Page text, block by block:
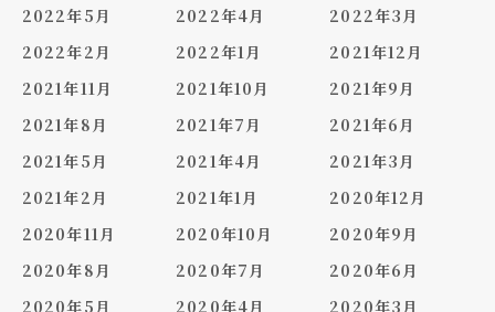
2022年5月
2022年4月
2022年3月
2022年2月
2022年1月
2021年12月
2021年11月
2021年10月
2021年9月
2021年8月
2021年7月
2021年6月
2021年5月
2021年4月
2021年3月
2021年2月
2021年1月
2020年12月
2020年11月
2020年10月
2020年9月
2020年8月
2020年7月
2020年6月
2020年5月
2020年4月
2020年3月